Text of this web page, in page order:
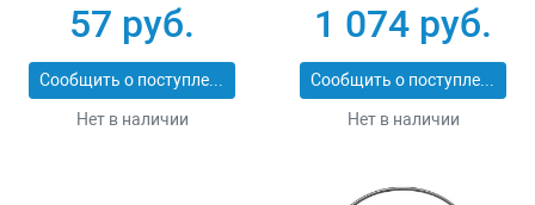
57 руб.
Сообщить о поступлении
Нет в наличии
1 074 руб.
Сообщить о поступлении
Нет в наличии